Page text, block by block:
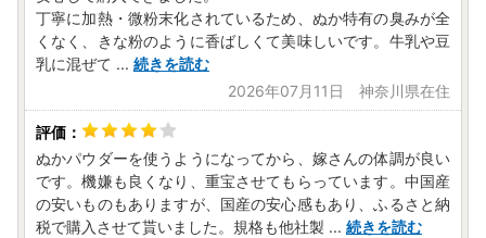
丁寧に加熱・微粉末化されているため、ぬか特有の臭みが全
くなく、きな粉のように香ばしくて美味しいです。牛乳や豆
乳に混ぜて ... 続きを読む
2026年07月11日 神奈川県在住
ぬかパウダーを使うようになってから、嫁さんの体調が良い
です。機嫌も良くなり、重宝させてもらっています。中国産
の安いものもありますが、国産の安心感もあり、ふるさと納
税で購入させて貰いました。規格も他社製 ... 続きを読む